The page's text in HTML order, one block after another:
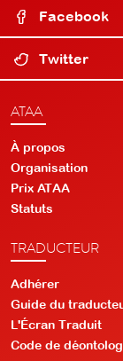
Facebook
Twitter
ATAA
À propos
Organisation
Prix ATAA
Statuts
TRADUCTEUR
Adhérer
Guide du
L'Écran Traduit
Code de